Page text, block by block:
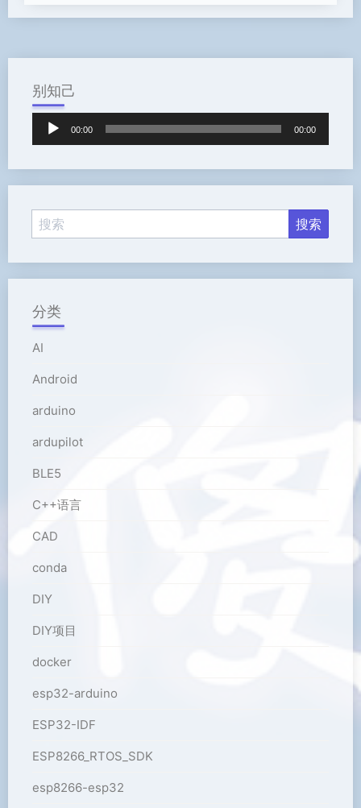
别知己
放
00:00 00:00
分类
AI
Android
arduino
ardupilot
BLE5
C++语言
CAD
conda
DIY
DIY项目
docker
esp32-arduino
ESP32-IDF
ESP8266_RTOS_SDK
esp8266-esp32